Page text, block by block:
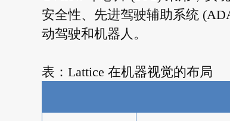
安全性、先进驾驶辅助系统
动驾驶和机器人。
表：Lattice 在机器视觉的布局